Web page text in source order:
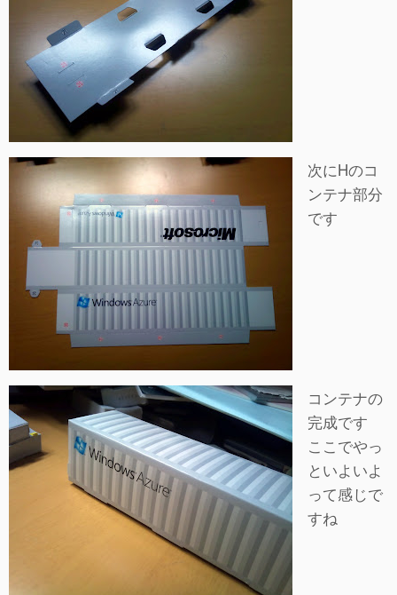
次にHのコ
ンテナ部分
です
コンテナの
完成です
ここでやっ
といよいよ
って感じで
すね